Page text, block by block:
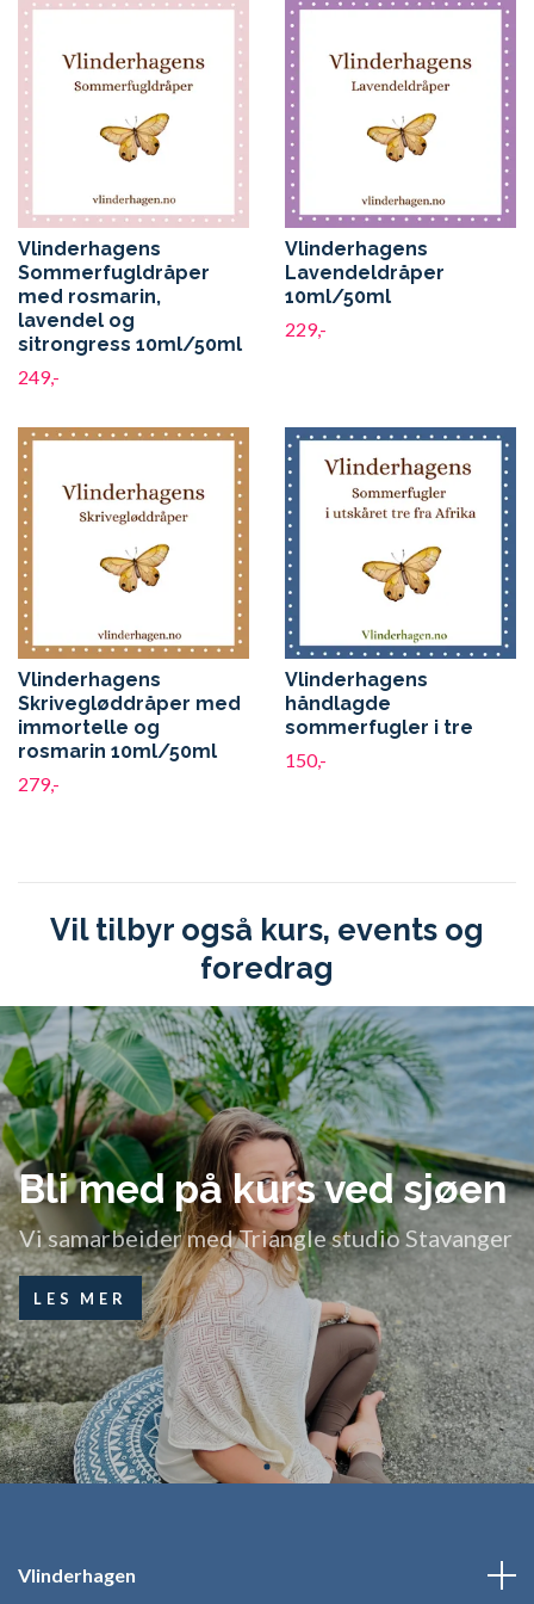
Vlinderhagens
Sommerfugldråper
med rosmarin,
lavendel og
sitrongress 10ml/50ml
249,-
Vlinderhagens
Lavendeldråper
10ml/50ml
229,-
Vlinderhagens
Skrivegløddråper med
immortelle og
rosmarin 10ml/50ml
279,-
Vlinderhagens
håndlagde
sommerfugler i tre
150,-
Vil tilbyr også kurs, events og
foredrag
Bli med
Vi samarbeider
LES MER
Vlinderhagen